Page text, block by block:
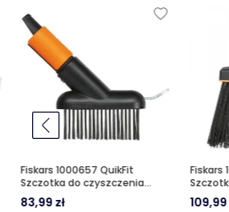
Fiskars 1000657 QuikFit
Szczotka do czyszczenia
chodnika
83,99 zł
Fiskars
109,99